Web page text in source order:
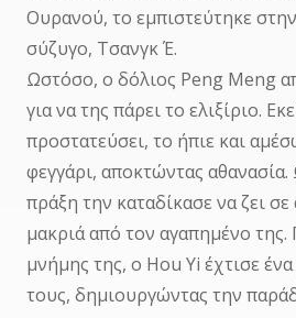
Ουρανού, το εμπιστεύτηκε
σύζυγο, Τσανγκ Έ.
Ωστόσο, ο δόλιος Peng Meng
για να της πάρει το ελιξίριο.
προστατεύσει, το ήπιε και
φεγγάρι, αποκτώντας
πράξη την καταδίκασε να ζει σε
μακριά από τον αγαπημένο της.
μνήμης της, ο Hou Yi έχτισε
τους, δημιουργώντας την